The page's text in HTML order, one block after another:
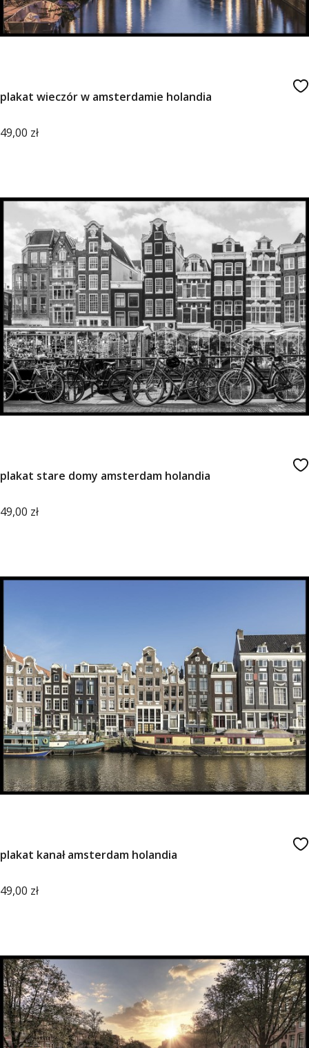
plakat wieczór w amsterdamie holandia
Cena
49,00 zł
plakat stare domy amsterdam holandia
Cena
49,00 zł
plakat kanał amsterdam holandia
Cena
49,00 zł